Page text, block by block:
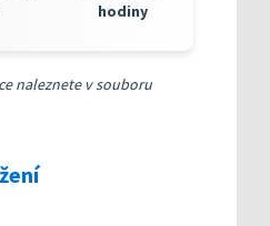
hodiny
naleznete v souboru